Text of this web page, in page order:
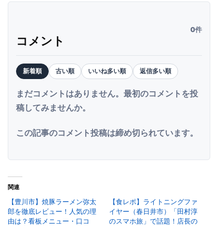
コメント
0件
新着順 古い順 いいね多い順 返信多い順
まだコメントはありません。最初のコメントを投
稿してみませんか。
この記事のコメント投稿は締め切られています。
関連
【豊川市】焼豚ラーメン弥太
郎を徹底レビュー！人気の理
由は？看板メニュー・口コ
【食レポ】ライトニングファ
イヤー（春日井市）「田村淳
のスマホ旅」で話題！店長の